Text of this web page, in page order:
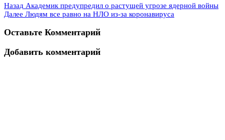
Назад Академик предупредил о растущей угрозе ядерной войны
Далее Людям все равно на НЛО из-за коронавируса
Оставьте Комментарий
Добавить комментарий